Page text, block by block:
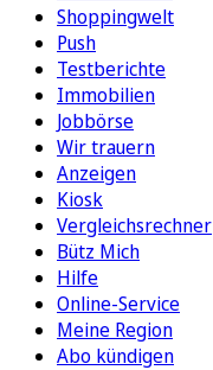
Shoppingwelt
Push
Testberichte
Immobilien
Jobbörse
Wir trauern
Anzeigen
Kiosk
Vergleichsrechner
Bütz Mich
Hilfe
Online-Service
Meine Region
Abo kündigen